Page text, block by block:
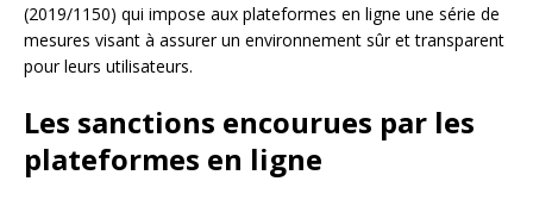
(2019/1150) qui impose aux plateformes en ligne une série de
mesures visant à assurer un environnement sûr et transparent
pour leurs utilisateurs.
Les sanctions encourues par les
plateformes en ligne